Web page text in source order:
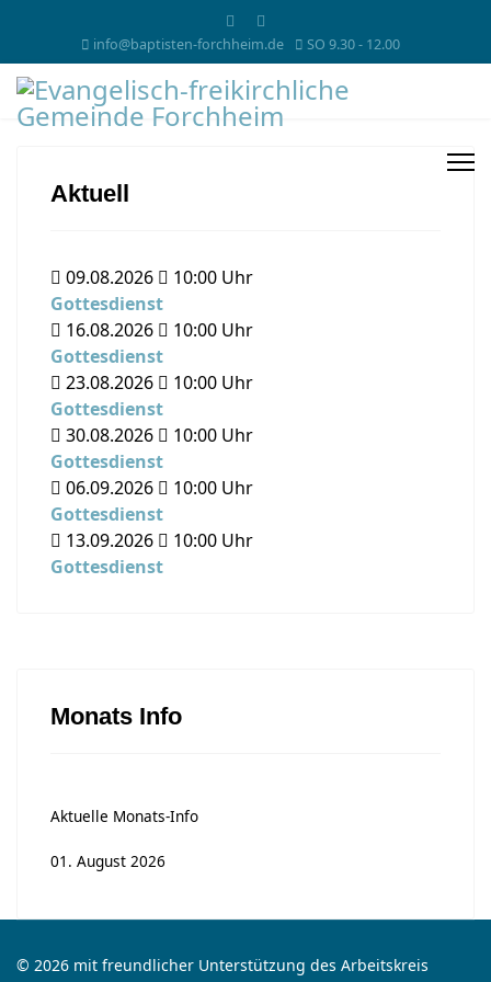
info@baptisten-forchheim.de SO 9.30 - 12.00
Aktuell
09.08.2026 10:00 Uhr
Gottesdienst
16.08.2026
10:00 Uhr
Gottesdienst
23.08.2026
10:00 Uhr
Gottesdienst
30.08.2026
10:00 Uhr
Gottesdienst
06.09.2026
10:00 Uhr
Gottesdienst
13.09.2026
10:00 Uhr
Gottesdienst
Monats Info
Aktuelle Monats-Info
01. August 2026
© 2026 mit freundlicher Unterstützung des Arbeitskreis